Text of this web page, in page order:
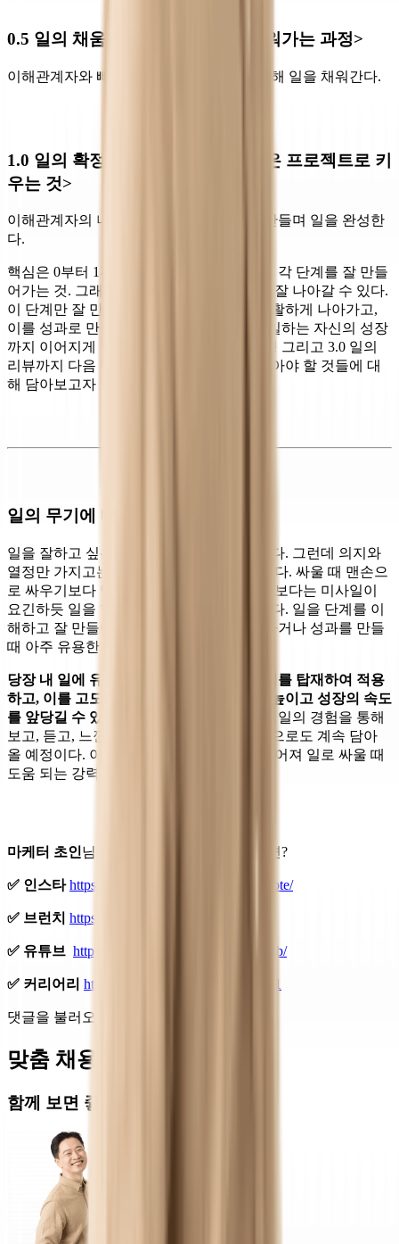
0.5 일의 채움은 <함께 초안에서 채워가는 과정>
이해관계자와 빠른 공유, 협의와 논의를 통해 일을 채워간다.
1.0 일의 확정 싶은 프로젝트로 키
우는 것>
이해관계자의 니즈를 이해하고 시너지를 만들며 일을 완성한
다.
핵심은 0부터 1까지 그 안에서 쩜일, 쩜오의 각 단계를 잘 만들
어가는 것. 그래야 일을 확정하는 단계까지 잘 나아갈 수 있다.
이 단계만 잘 만들어놓아도 일의 실행이 원활하게 나아가고,
이를 성과로 만들어 비즈니스에 기여하고 일하는 자신의 성장
까지 이어지게 된다. 다음에는 2.0 일의 실행 그리고 3.0 일의
리뷰까지 다음 단계로 나아갈 때 놓치지 말아야 할 것들에 대
해 담아보고자 한다.
일의 무기에 대하여
일을 잘하고 싶은 것은 모두가 가진 욕구이다. 그런데 의지와
열정만 가지고는 모든 것을 해결해 갈 수 없다. 싸울 때 맨손으
로 싸우기보다 망치가, 망치보다는 총이, 총보다는 미사일이
요긴하듯 일을 할 때도
가 필요하다. 일을 단계를 이
해하고 잘 만들어간다면 프로젝트를 리드하거나 성과를 만들
때 아주 유용한 무기가 될 수 있다.
당장 내 일에 유용하게 쓸 수 있는 일의 무기를 탑재하여 적용
하고, 이를 고도화한다면 성취의 가능성을 높이고 성장의 속도
를 앞당길 수 있을 것이다.
이후에도 다양한 일의 경험을 통해
보고, 듣고, 느낀 바 알게 된 일의 무기를 앞으로도 계속 담아
올 예정이다. 이 무기들이 누군가의 손에 쥐어져 일로 싸울 때
도움 되는 강력한 수단이 되기를 바라본다.
마케터 초인님의 더 많은 생각이 궁금하다면?
✅ 인스타https://www.instagram.com/choin_note/
✅ 브런치 https://brunch.co.kr/@jinonet/
✅ 유튜브 https://www.youtube.com/@choinlab/
✅ 커리어리 https://careerly.co.kr/profiles/22881
댓글을 불러오는 중...
맞춤 채용 정보
함께 보면 좋은 관련 콘텐츠